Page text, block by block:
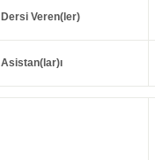
Dersi Veren(ler)
Asistan(lar)ı